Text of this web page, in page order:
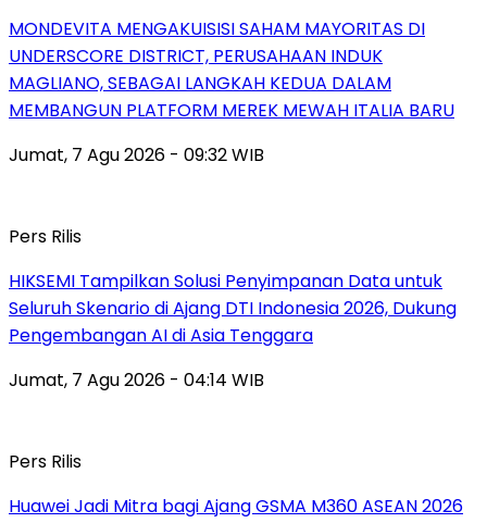
MONDEVITA MENGAKUISISI SAHAM MAYORITAS DI
UNDERSCORE DISTRICT, PERUSAHAAN INDUK
MAGLIANO, SEBAGAI LANGKAH KEDUA DALAM
MEMBANGUN PLATFORM MEREK MEWAH ITALIA BARU
Jumat, 7 Agu 2026 - 09:32 WIB
Pers Rilis
HIKSEMI Tampilkan Solusi Penyimpanan Data untuk
Seluruh Skenario di Ajang DTI Indonesia 2026, Dukung
Pengembangan AI di Asia Tenggara
Jumat, 7 Agu 2026 - 04:14 WIB
Pers Rilis
Huawei Jadi Mitra bagi Ajang GSMA M360 ASEAN 2026